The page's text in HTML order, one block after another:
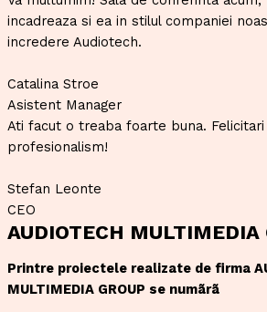
incadreaza si ea in stilul companiei
incredere Audiotech.
Catalina Stroe
Asistent Manager
Ati facut o treaba foarte buna.
profesionalism!
Stefan Leonte
CEO
AUDIOTECH MULTIMEDIA
Printre proiectele realizate de firma
MULTIMEDIA GROUP se numãrã